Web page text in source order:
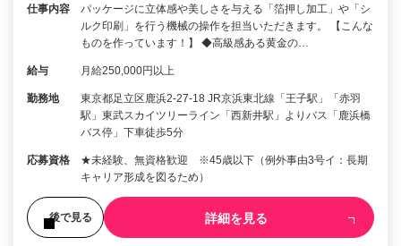
仕事内容
パッケージに立体感や美しさを与える「箔押し加工」や「シ
ルク印刷」を行う機械の操作を担当いただきます。 【こんな
ものを作っています！】 ◆高級感ある黄金の…
給与 月給250,000円以上
勤務地
東京都足立区鹿浜2-27-18 JR京浜東北線「王子駅」「赤羽
駅」東武スカイツリーライン「西新井駅」よりバス「鹿浜橋
バス停」下車徒歩5分
応募資格
★未経験、無資格歓迎 ※45歳以下（例外事由3号イ：長期
キャリア形成を図るため）
後で見る 詳細を見る